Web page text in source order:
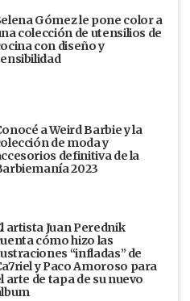
Gómez le pone color a
colección de utensilios de
con diseño y
a Weird Barbie y la
de moda y
definitiva de la
2023
artista Juan Perednik
cómo hizo las
“infladas” de
y Paco Amoroso para
arte de tapa de su nuevo